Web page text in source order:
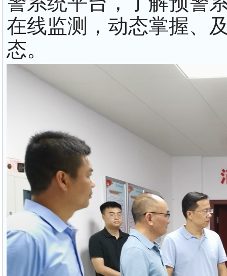
在线监测，动态掌握、
态。